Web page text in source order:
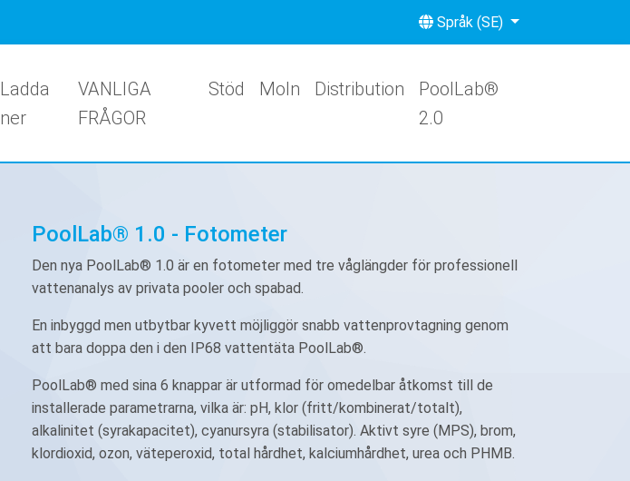
Språk (SE)
Ladda
ner
VANLIGA
FRÅGOR
Stöd Moln Distribution
PoolLab®
2.0
PoolLab® 1.0 - Fotometer
Den nya PoolLab® 1.0 är en fotometer med tre våglängder för professionell
vattenanalys av privata pooler och spabad.
En inbyggd men utbytbar kyvett möjliggör snabb vattenprovtagning genom
att bara doppa den i den IP68 vattentäta PoolLab®.
PoolLab® med sina 6 knappar är utformad för omedelbar åtkomst till de
installerade parametrarna, vilka är: pH, klor (fritt/kombinerat/totalt),
alkalinitet (syrakapacitet), cyanursyra (stabilisator). Aktivt syre (MPS), brom,
klordioxid, ozon, väteperoxid, total hårdhet, kalciumhårdhet, urea och PHMB.